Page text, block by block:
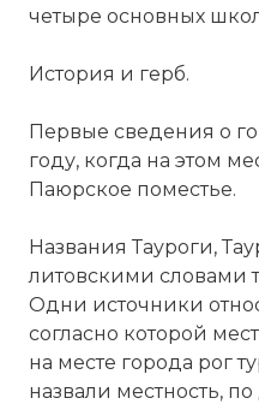
четыре основных
История и герб.
Первые сведения о
году, когда на этом
Паюрское поместье.
Названия Тауроги,
литовскими словами
Одни источники
согласно которой
на месте города рог
назвали местность, по